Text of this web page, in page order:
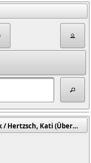
Miffy auf dem Bauernhof (Bruna, Dick / Hertzsch, Kati (Übers.))